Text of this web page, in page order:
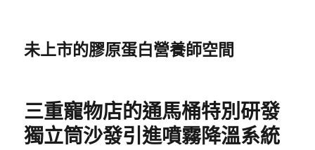
未上市的膠原蛋白營養師空間
三重寵物店的通馬桶特別研發
獨立筒沙發引進噴霧降溫系統